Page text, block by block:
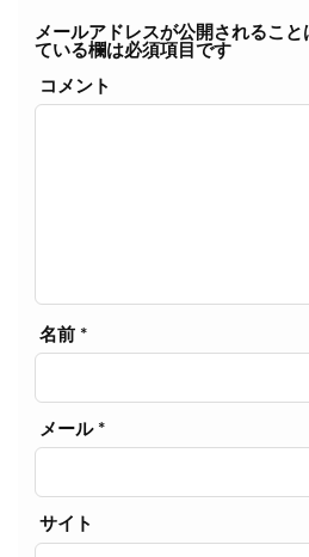
メールアドレスが公開されること
ている欄は必須項目です
コメント
名前 *
メール *
サイト